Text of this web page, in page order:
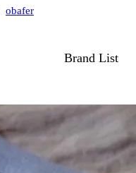
obafer
Brand List